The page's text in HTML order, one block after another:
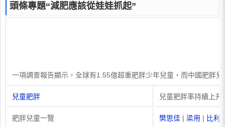
頭條專題“減肥應該從娃娃抓起”
一項調查報告顯示，全球有1.55億超重肥胖少年兒童，而中國肥胖
兒童肥胖 兒童肥胖率持續上
肥胖兒童一覽 樊思佳 | 梁用 | 比利